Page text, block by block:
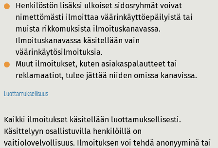
Henkilöstön lisäksi ulkoiset sidosryhmät voivat
nimettömästi ilmoittaa väärinkäyttöepäilyistä tai
muista rikkomuksista ilmoituskanavassa.
Ilmoituskanavassa käsitellään vain
väärinkäytösilmoituksia.
Muut ilmoitukset, kuten asiakaspalautteet tai
reklamaatiot, tulee jättää niiden omissa kanavissa.
Luottamuksellisuus
Kaikki ilmoitukset käsitellään luottamuksellisesti.
Käsittelyyn osallistuvilla henkilöillä on
vaitiolovelvollisuus. Ilmoituksen voi tehdä anonyyminä tai